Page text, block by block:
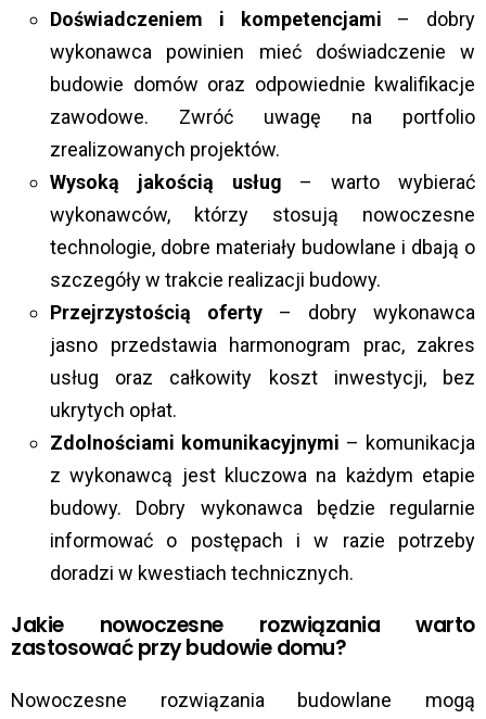
Doświadczeniem i kompetencjami – dobry
wykonawca powinien mieć doświadczenie w
budowie domów oraz odpowiednie kwalifikacje
zawodowe. Zwróć uwagę na portfolio
zrealizowanych projektów.
Wysoką jakością usług – warto wybierać
wykonawców, którzy stosują nowoczesne
technologie, dobre materiały budowlane i dbają o
szczegóły w trakcie realizacji budowy.
Przejrzystością oferty – dobry wykonawca
jasno przedstawia harmonogram prac, zakres
usług oraz całkowity koszt inwestycji, bez
ukrytych opłat.
Zdolnościami komunikacyjnymi – komunikacja
z wykonawcą jest kluczowa na każdym etapie
budowy. Dobry wykonawca będzie regularnie
informować o postępach i w razie potrzeby
doradzi w kwestiach technicznych.
Jakie nowoczesne rozwiązania warto
zastosować przy budowie domu?
Nowoczesne rozwiązania budowlane mogą